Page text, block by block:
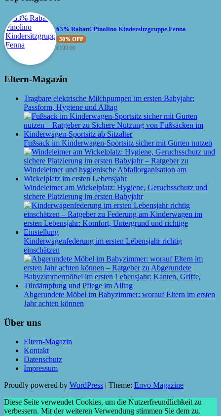
63% Rabatt! Pinolino Kindersitzgruppe Fenna
50% OFF
€199.00
Eltern-Magazin
Tragbare elektrische Milchpumpen im ersten Babyjahr:
Passform, Hygiene und Alltag
Fußsack im Kinderwagen-Sportsitz sicher mit Gurten nutzen
Windeleimer am Wickelplatz: Hygiene, Geruchsschutz und
sichere Platzierung im ersten Babyjahr
Kinderwagenfederung im ersten Lebensjahr richtig
einschätzen
Abgerundete Möbel im Babyzimmer: worauf Eltern im ersten
Jahr achten können
Über uns
Eltern-Magazin
Kontakt
Datenschutz
Impressum
Proudly powered by WordPress Theme: Envo Magazine
Diese Seite verwendet Cookies, um die Nutzerfreundlichkeit zu
verbessern. Mit der weiteren Verwendung stimmen Sie dem zu.